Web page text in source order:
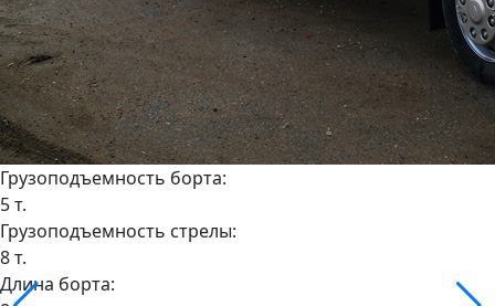
Грузоподъемность борта:
5 т.
Грузоподъемность стрелы:
8 т.
Длина борта: